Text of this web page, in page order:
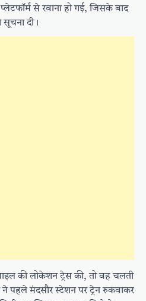
से रवाना हो गई, जिसके बाद
दी।
की लोकेशन ट्रेस की, तो वह चलती
ने पहले मंदसौर स्टेशन पर ट्रेन रुकवाकर